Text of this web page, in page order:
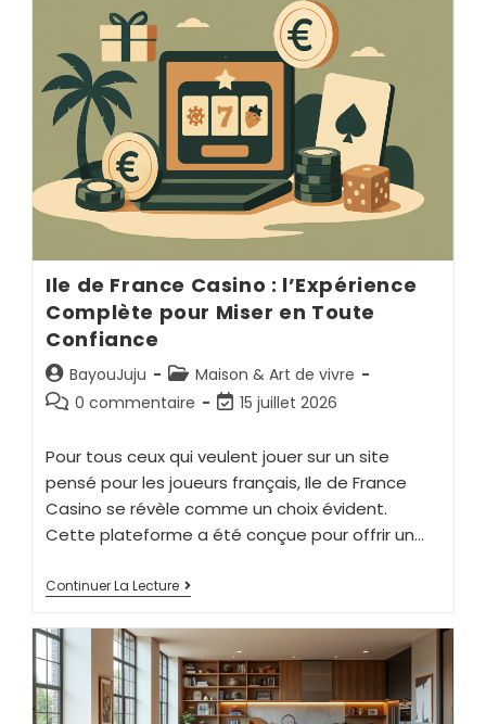
Ile de France Casino : l’Expérience
Complète pour Miser en Toute
Confiance
BayouJuju
Maison & Art de vivre
0 commentaire
15 juillet 2026
Pour tous ceux qui veulent jouer sur un site
pensé pour les joueurs français, Ile de France
Casino se révèle comme un choix évident.
Cette plateforme a été conçue pour offrir un…
Continuer La Lecture